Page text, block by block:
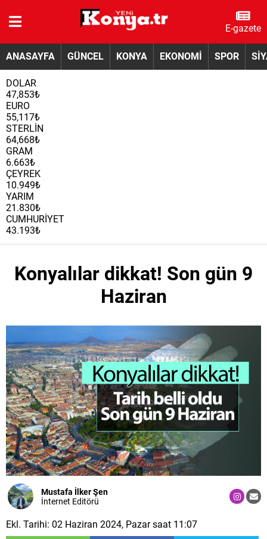
E-gazete
ANASAYFA GÜNCEL KONYA EKONOMİ SPOR
DOLAR
47,853₺
EURO
55,117₺
STERLİN
64,668₺
GRAM
6.663₺
ÇEYREK
10.949₺
YARIM
21.830₺
CUMHURİYET
43.193₺
Konyalılar dikkat! Son gün 9
Haziran
Mustafa İlker Şen
İnternet Editörü
Ekl. Tarihi: 02 Haziran 2024, Pazar saat 11:07